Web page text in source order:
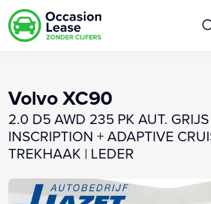
Volvo XC90
2.0 D5 AWD 235 PK AUT.
INSCRIPTION + ADAPTIVE
TREKHAAK | LEDER